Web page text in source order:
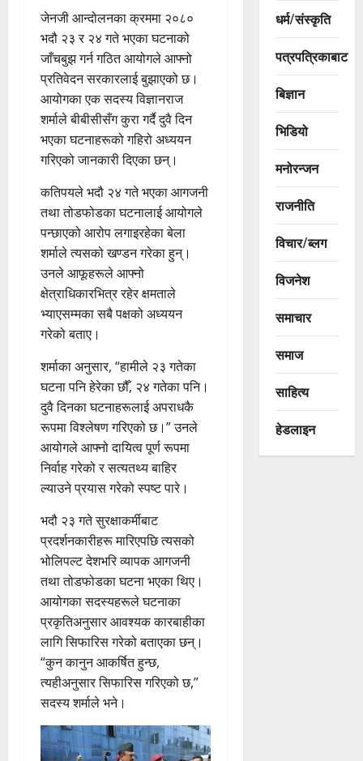
जेनजी आन्दोलनका क्रममा २०८०
भदौ २३ र २४ गते भएका घटनाको
जाँचबुझ गर्न गठित आयोगले आफ्नो
प्रतिवेदन सरकारलाई बुझाएको छ।
आयोगका एक सदस्य विज्ञानराज
शर्माले बीबीसीसँग कुरा गर्दै दुवै दिन
भएका घटनाहरूको गहिरो अध्ययन
गरिएको जानकारी दिएका छन्।
कतिपयले भदौ २४ गते भएका आगजनी
तथा तोडफोडका घटनालाई आयोगले
पन्छाएको आरोप लगाइरहेका बेला
शर्माले त्यसको खण्डन गरेका हुन्।
उनले आफूहरूले आफ्नो
क्षेत्राधिकारभित्र रहेर क्षमताले
भ्याएसम्मका सबै पक्षको अध्ययन
गरेको बताए।
शर्माका अनुसार, “हामीले २३ गतेका
घटना पनि हेरेका छौँ, २४ गतेका पनि।
दुवै दिनका घटनाहरूलाई अपराधकै
रूपमा विश्लेषण गरिएको छ।” उनले
आयोगले आफ्नो दायित्व पूर्ण रूपमा
निर्वाह गरेको र सत्यतथ्य बाहिर
ल्याउने प्रयास गरेको स्पष्ट पारे।
भदौ २३ गते सुरक्षाकर्मीबाट
प्रदर्शनकारीहरू मारिएपछि त्यसको
भोलिपल्ट देशभरि व्यापक आगजनी
तथा तोडफोडका घटना भएका थिए।
आयोगका सदस्यहरूले घटनाका
प्रकृतिअनुसार आवश्यक कारबाहीका
लागि सिफारिस गरेको बताएका छन्।
“कुन कानुन आकर्षित हुन्छ,
त्यहीअनुसार सिफारिस गरिएको छ,”
सदस्य शर्माले भने।
धर्म/संस्कृति
पत्रपत्रिकाबाट
बिज्ञान
भिडियो
मनोरन्जन
राजनीति
विचार/ब्लग
विजनेश
समाचार
समाज
साहित्य
हेडलाइन